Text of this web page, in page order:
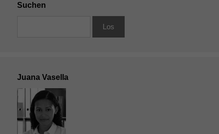
Suchen
Juana Vasella